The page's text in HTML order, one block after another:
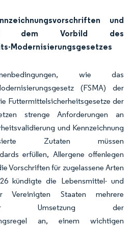
und
dem Vorbild des
Modernisierungsgesetzes
wie das
(FSMA) der
Futtermittelsicherheitsgesetze der
strenge Anforderungen an
und Kennzeichnung
Zutaten müssen
erfüllen, Allergene offenlegen
Vorschriften für zugelassene Arten
kündigte die Lebensmittel- und
Vereinigten Staaten mehrere
Umsetzung der
an, einem wichtigen